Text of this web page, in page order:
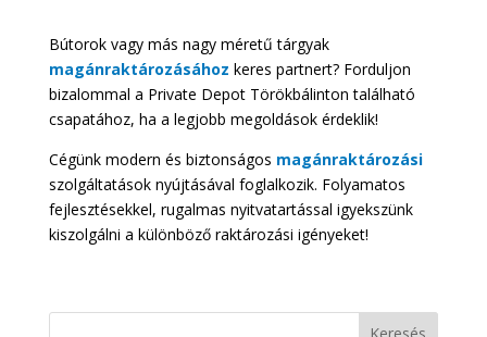
Bútorok vagy más nagy méretű tárgyak
magánraktározásához keres partnert? Forduljon
bizalommal a Private Depot Törökbálinton található
csapatához, ha a legjobb megoldások érdeklik!
Cégünk modern és biztonságos magánraktározási
szolgáltatások nyújtásával foglalkozik. Folyamatos
fejlesztésekkel, rugalmas nyitvatartással igyekszünk
kiszolgálni a különböző raktározási igényeket!